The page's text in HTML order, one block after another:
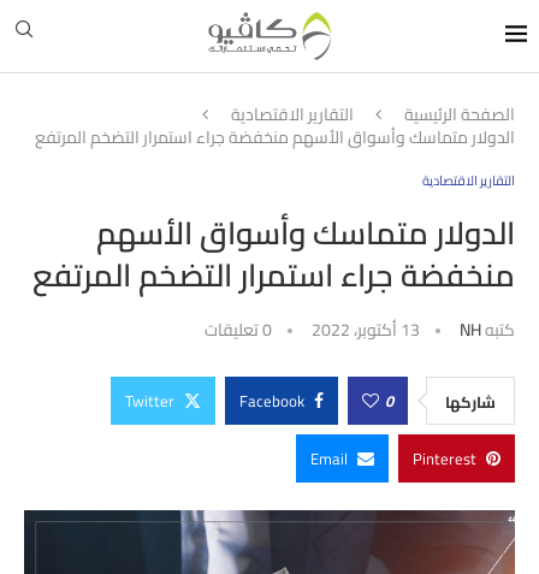
الصفحة الرئيسية التقارير الاقتصادية
الدولار متماسك وأسواق الأسهم منخفضة جراء استمرار التضخم المرتفع
التقارير الاقتصادية
الدولار متماسك وأسواق الأسهم
منخفضة جراء استمرار التضخم المرتفع
كتبهNH 13 أكتوبر، 2022 0 تعليقات
شاركها 0
Facebook
Twitter
Pinterest
Email